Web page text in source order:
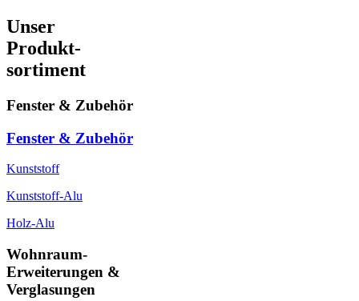
Unser
Produkt-
sortiment
Fenster & Zubehör
Fenster & Zubehör
Kunststoff
Kunststoff-Alu
Holz-Alu
Wohnraum-
Erweiterungen &
Verglasungen